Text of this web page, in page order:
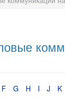
F G H I J K